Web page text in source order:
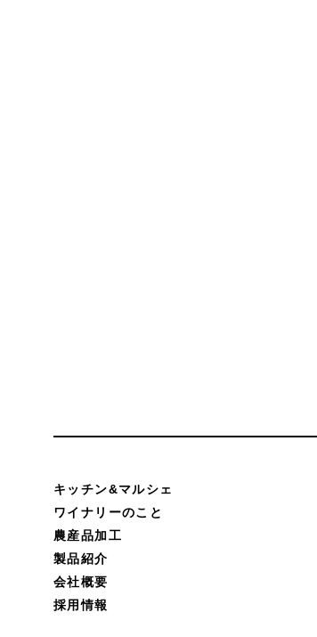
キッチン&マルシェ
ワイナリーのこと
農産品加工
製品紹介
会社概要
採用情報